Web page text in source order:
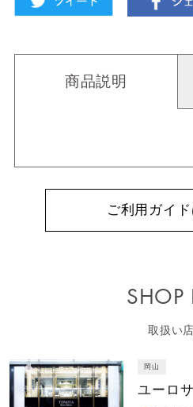
商品説明
ご利用ガイ
SHOP
取扱い
岡山
ユーロ